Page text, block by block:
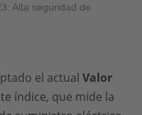
Alta seguridad de
el actualValor
índice, que mide la